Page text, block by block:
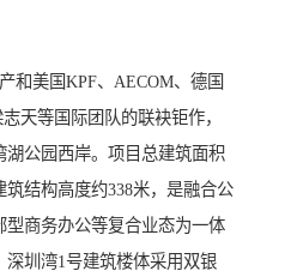
和美国KPF、AECOM、德国
天等国际团队的联袂钜作，
公园西岸。项目总建筑面积
结构高度约338米，是融合公
型商务办公等复合业态为一体
深圳湾1号建筑楼体采用双银